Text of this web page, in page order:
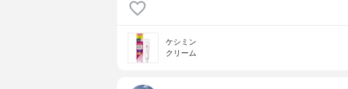
ケシミン
クリーム